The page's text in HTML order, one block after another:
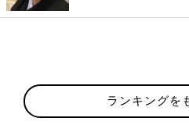
マクドナルド発「ハッピーりぼー
る、環境省との共同プログラム
の進級・進学を目の前にしたこの
たり、お片づけをしたり、おもち
ず。遊ばなくなったおもちゃと上
ランキングを